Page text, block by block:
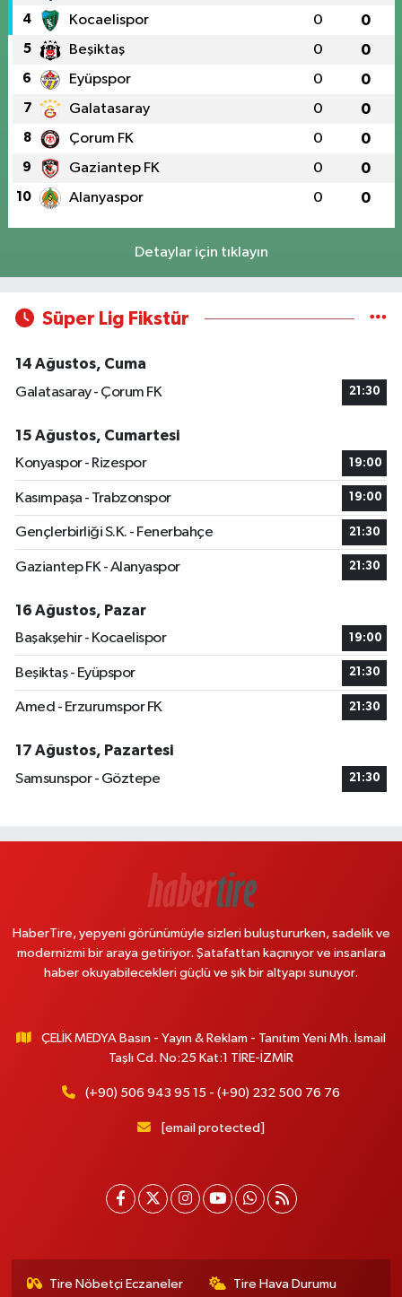
4 Kocaelispor 0 0
5 Beşiktaş 0 0
6 Eyüpspor 0 0
7 Galatasaray 0 0
8 Çorum FK 0 0
9 Gaziantep FK 0 0
10 Alanyaspor 0 0
Detaylar için tıklayın
Süper Lig Fikstür
14 Ağustos, Cuma
Galatasaray - Çorum FK
21:30
15 Ağustos, Cumartesi
Konyaspor - Rizespor
19:00
Kasımpaşa - Trabzonspor 19:00
Gençlerbirliği S.K. - Fenerbahçe 21:30
Gaziantep FK - Alanyaspor 21:30
16 Ağustos, Pazar
Başakşehir - Kocaelispor
19:00
Beşiktaş - Eyüpspor 21:30
Amed - Erzurumspor FK 21:30
17 Ağustos, Pazartesi
Samsunspor - Göztepe
21:30
HaberTire, yepyeni görünümüyle sizleri buluştururken, sadelik ve
modernizmi bir araya getiriyor. Şatafattan kaçınıyor ve insanlara
haber okuyabilecekleri güçlü ve şık bir altyapı sunuyor.
ÇELİK MEDYA Basın - Yayın & Reklam - Tanıtım Yeni Mh. İsmail
Taşlı Cd. No:25 Kat:1 TİRE-İZMİR
(+90) 506 943 95 15 - (+90) 232 500 76 76
[email protected]
Tire Nöbetçi Eczaneler Tire Hava Durumu